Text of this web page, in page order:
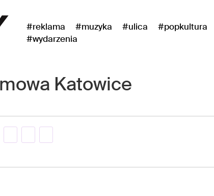
#reklama #muzyka #ulica
#popkultura
#wydarzenia
Katowice